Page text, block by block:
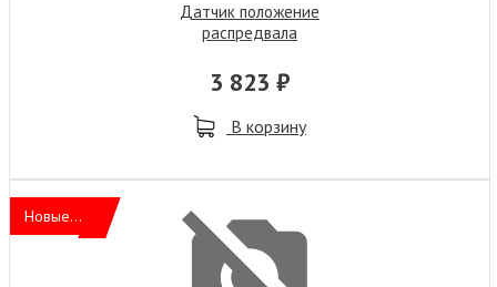
Датчик положение
распредвала
3 823 ₽
В корзину
Новые...